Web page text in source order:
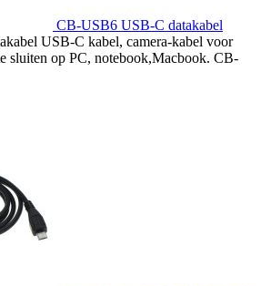
CB-USB6 USB-C datakabel
USB-C kabel, camera-kabel voor
sluiten op PC, notebook,Macbook. CB-